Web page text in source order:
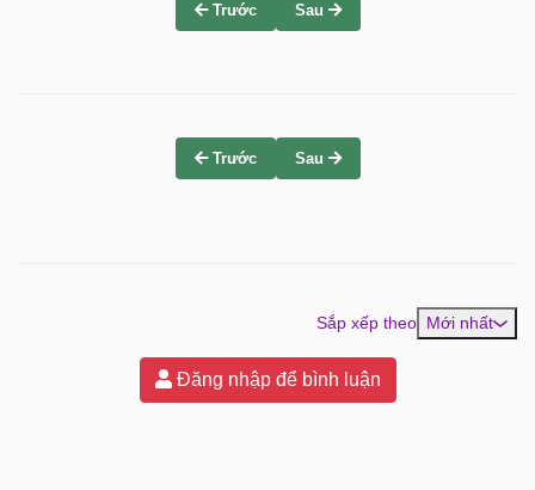
Trước Sau
Trước Sau
Sắp xếp theo Mới nhất
Đăng nhập để bình luận